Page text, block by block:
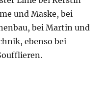
und Maske, bei
bei Martin und
ebenso bei